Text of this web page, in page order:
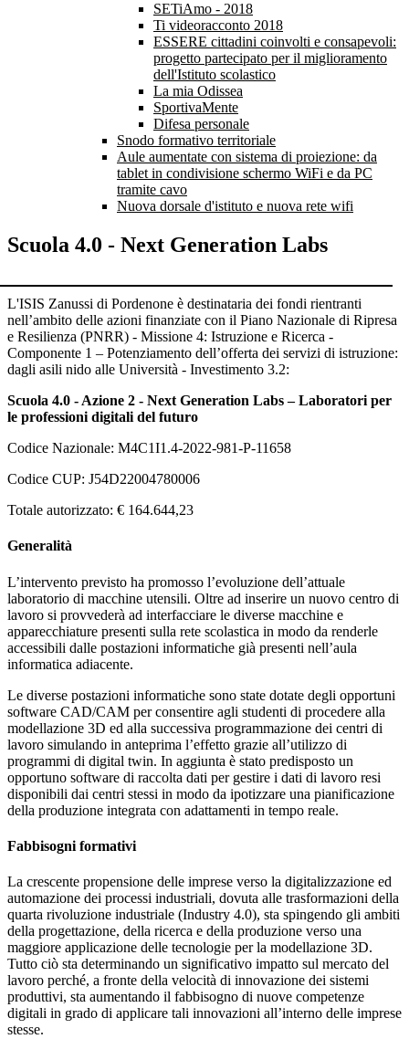
SETiAmo - 2018
Ti videoracconto 2018
ESSERE cittadini coinvolti e consapevoli:
progetto partecipato per il miglioramento
dell'Istituto scolastico
La mia Odissea
SportivaMente
Difesa personale
Snodo formativo territoriale
Aule aumentate con sistema di proiezione: da
tablet in condivisione schermo WiFi e da PC
tramite cavo
Nuova dorsale d'istituto e nuova rete wifi
Scuola 4.0 - Next Generation Labs
L'ISIS Zanussi di Pordenone è destinataria dei fondi rientranti
nell’ambito delle azioni finanziate con il Piano Nazionale di Ripresa
e Resilienza (PNRR) - Missione 4: Istruzione e Ricerca -
Componente 1 – Potenziamento dell’offerta dei servizi di istruzione:
dagli asili nido alle Università - Investimento 3.2:
Scuola 4.0 - Azione 2 - Next Generation Labs – Laboratori per
le professioni digitali del futuro
Codice Nazionale: M4C1I1.4-2022-981-P-11658
Codice CUP: J54D22004780006
Totale autorizzato: € 164.644,23
Generalità
L’intervento previsto ha promosso l’evoluzione dell’attuale
laboratorio di macchine utensili. Oltre ad inserire un nuovo centro di
lavoro si provvederà ad interfacciare le diverse macchine e
apparecchiature presenti sulla rete scolastica in modo da renderle
accessibili dalle postazioni informatiche già presenti nell’aula
informatica adiacente.
Le diverse postazioni informatiche sono state dotate degli opportuni
software CAD/CAM per consentire agli studenti di procedere alla
modellazione 3D ed alla successiva programmazione dei centri di
lavoro simulando in anteprima l’effetto grazie all’utilizzo di
programmi di digital twin. In aggiunta è stato predisposto un
opportuno software di raccolta dati per gestire i dati di lavoro resi
disponibili dai centri stessi in modo da ipotizzare una pianificazione
della produzione integrata con adattamenti in tempo reale.
Fabbisogni formativi
La crescente propensione delle imprese verso la digitalizzazione ed
automazione dei processi industriali, dovuta alle trasformazioni della
quarta rivoluzione industriale (Industry 4.0), sta spingendo gli ambiti
della progettazione, della ricerca e della produzione verso una
maggiore applicazione delle tecnologie per la modellazione 3D.
Tutto ciò sta determinando un significativo impatto sul mercato del
lavoro perché, a fronte della velocità di innovazione dei sistemi
produttivi, sta aumentando il fabbisogno di nuove competenze
digitali in grado di applicare tali innovazioni all’interno delle imprese
stesse.